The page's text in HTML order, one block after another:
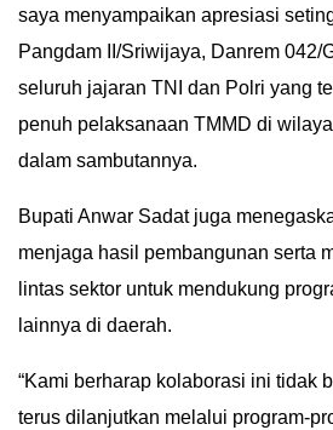
OPINI
ADVERTORIAL
BERITA
saya menyampaikan apresiasi
Pangdam II/Sriwijaya, Danrem 042/
seluruh jajaran TNI dan Polri yang
penuh pelaksanaan TMMD di
dalam sambutannya.
Bupati Anwar Sadat juga
menjaga hasil pembangunan serta
lintas sektor untuk mendukung
lainnya di daerah.
“Kami berharap kolaborasi ini tidak
terus dilanjutkan melalui program-